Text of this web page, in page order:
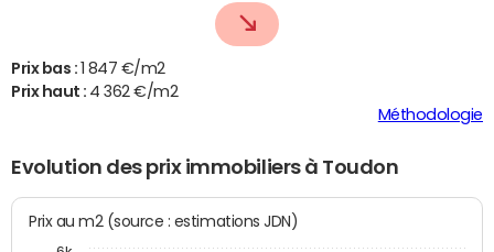
Prix bas :
1 847 €/m2
Prix haut : 4 362 €/m2
Méthodologie
Evolution des prix immobiliers à Toudon
Prix au m2 (source : estimations JDN)